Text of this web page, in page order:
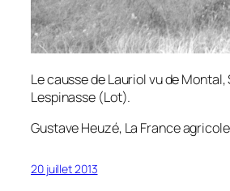
Le causse de Lauriol vu de
Lespinasse (Lot).
Gustave Heuzé, La France agricole
20 juillet 2013